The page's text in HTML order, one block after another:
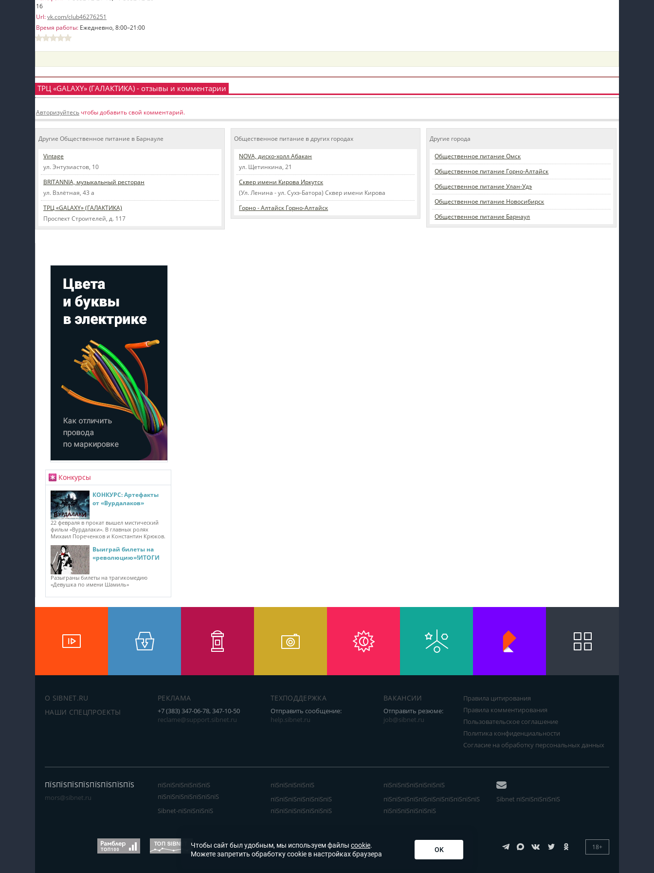
пїЅпїЅпїЅ
пїЅпїЅпїЅпїЅпїЅпїЅпїЅпїЅпїЅпїЅпїЅ
пїЅпїЅпїЅ
пїЅпїЅпїЅпїЅпїЅпїЅпїЅпїЅпїЅ
пїЅпїЅпїЅ пїЅпїЅпїЅпїЅпїЅ
пїЅпїЅпїЅпїЅпїЅ
пїЅпїЅпїЅпїЅпїЅпїЅпїЅпїЅпїЅпїЅ
16
Url:vk.com/club46276251
Время работы: Ежедневно, 8:00–21:00
ТРЦ «GALAXY» (ГАЛАКТИКА) - отзывы и комментарии
Авторизуйтесь чтобы добавить свой комментарий.
Другие Общественное питание в Барнауле
Vintage
ул. Энтузиастов, 10
BRITANNIA, музыкальный ресторан
ул. Взлётная, 43 а
ТРЦ «GALAXY» (ГАЛАКТИКА)
Проспект Строителей, д. 117
Общественное питание в других городах
NOVA, диско-холл Абакан
ул. Щетинкина, 21
Сквер имени Кирова Иркутск
(Ул. Ленина - ул. Сухэ-Батора) Сквер имени Кирова
Горно - Алтайск Горно-Алтайск
Другие города
Общественное питание Омск
Общественное питание Горно-Алтайск
Общественное питание Улан-Удэ
Общественное питание Новосибирск
Общественное питание Барнаул
Конкурсы
КОНКУРС: Артефакты
от «Вурдалаков»
22 февраля в прокат вышел мистический
фильм «Вурдалаки». В главных ролях
Михаил Пореченков и Константин Крюков.
Выиграй билеты на
«революцию»!ИТОГИ
Разыграны билеты на трагикомедию
«Девушка по имени Шамиль»
О SIBNET.RU
НАШИ СПЕЦПРОЕКТЫ
РЕКЛАМА
+7 (383) 347-06-78, 347-10-50
reclame@support.sibnet.ru
ТЕХПОДДЕРЖКА
Отправить сообщение:
help.sibnet.ru
ВАКАНСИИ
Отправить резюме:
job@sibnet.ru
Правила цитирования
Правила комментирования
Пользовательское соглашение
Политика конфиденциальности
Согласие на обработку персональных данных
ПЇЅПЇЅПЇЅПЇЅПЇЅПЇЅПЇЅПЇЅ
mors@sibnet.ru
пїЅпїЅпїЅпїЅпїЅпїЅ
пїЅпїЅпїЅпїЅпїЅпїЅпїЅ
Sibnet-пїЅпїЅпїЅпїЅ
пїЅпїЅпїЅпїЅпїЅ
пїЅпїЅпїЅпїЅпїЅпїЅпїЅ
пїЅпїЅпїЅпїЅпїЅпїЅпїЅ
пїЅпїЅпїЅпїЅпїЅпїЅпїЅ
пїЅпїЅпїЅпїЅпїЅпїЅпїЅпїЅпїЅпїЅпїЅ
пїЅпїЅпїЅпїЅпїЅпїЅ
Sibnet пїЅпїЅпїЅпїЅпїЅ
18+
Чтобы сайт был удобным, мы используем файлы cookie.
Можете запретить обработку cookie в настройках браузера
OK